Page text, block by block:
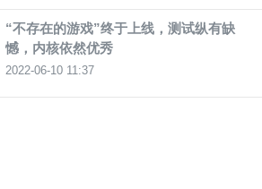
“不存在的游戏”终于上线，测试纵有缺
憾，内核依然优秀
2022-06-10 11:37